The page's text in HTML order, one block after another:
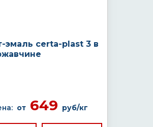
эмаль certa-plast 3 в
от649 руб/кг